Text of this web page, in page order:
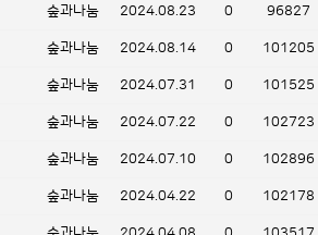
숲과나눔 2024.08.23 0 96827
숲과나눔 2024.08.14 0 101205
숲과나눔 2024.07.31 0 101525
숲과나눔 2024.07.22 0 102723
숲과나눔 2024.07.10 0 102896
숲과나눔 2024.04.22 0 102178